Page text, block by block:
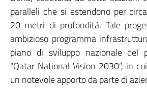
paralleli che si estendono per
20 metri di profondità. Tale
ambizioso programma
piano di sviluppo nazionale del
“Qatar National Vision 2030”, in
un notevole apporto da parte di